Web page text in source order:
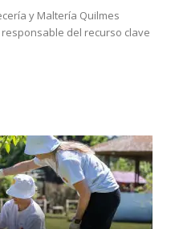
y Maltería Quilmes
del recurso clave